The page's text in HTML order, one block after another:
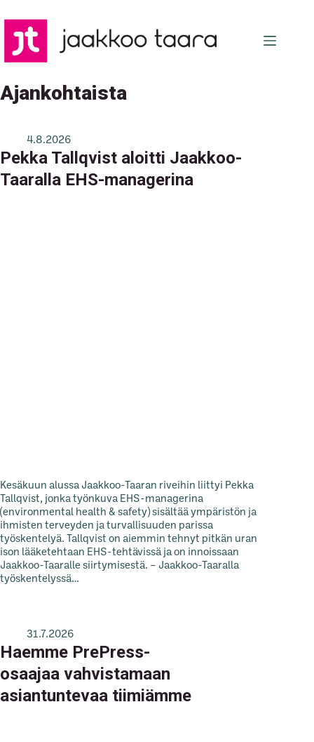
to
content
Ajankohtaista
4.8.2026
Pekka Tallqvist aloitti Jaakkoo-
Taaralla EHS-managerina
Kesäkuun alussa Jaakkoo-Taaran riveihin liittyi Pekka
Tallqvist, jonka työnkuva EHS-managerina
(environmental health & safety) sisältää ympäristön ja
ihmisten terveyden ja turvallisuuden parissa
työskentelyä. Tallqvist on aiemmin tehnyt pitkän uran
ison lääketehtaan EHS-tehtävissä ja on innoissaan
Jaakkoo-Taaralle siirtymisestä. – Jaakkoo-Taaralla
työskentelyssä…
31.7.2026
Haemme PrePress-
osaajaa vahvistamaan
asiantuntevaa tiimiämme